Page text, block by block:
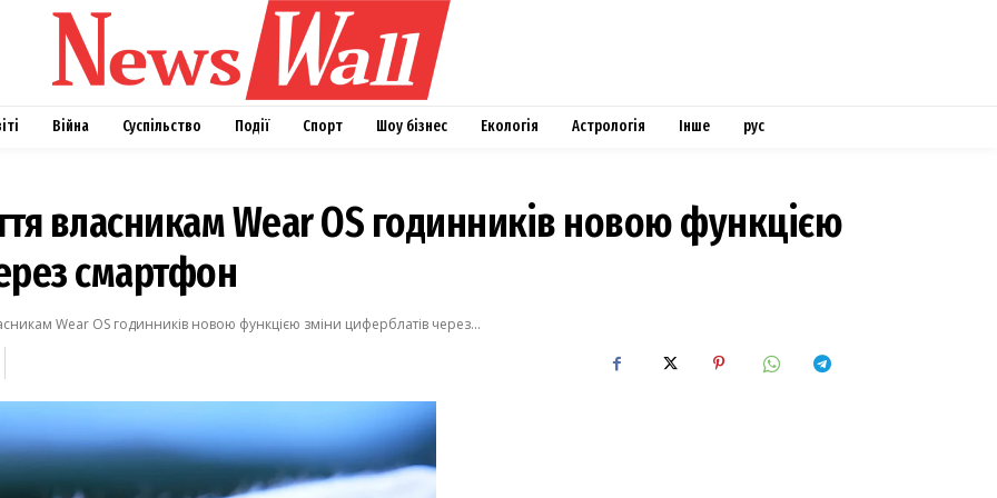
Війна Суспільство Події Спорт Шоу бізнес Екологія Астрологія Інше рус
власникам Wear OS годинників новою функцією
смартфон
Wear OS годинників новою функцією зміни циферблатів через...